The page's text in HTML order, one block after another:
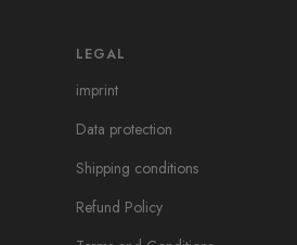
LEGAL
imprint
Data protection
Shipping conditions
Refund Policy